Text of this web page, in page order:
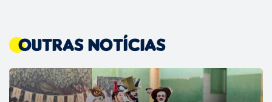
Outras Notícias